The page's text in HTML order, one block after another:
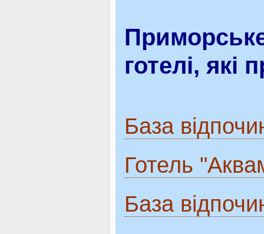
готелі, які
База
Готель
База